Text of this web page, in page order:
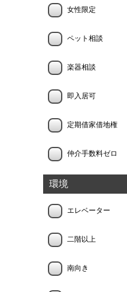
女性限定
ペット相談
楽器相談
即入居可
定期借家借地権
仲介手数料ゼロ
環境
エレベーター
二階以上
南向き